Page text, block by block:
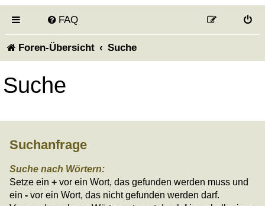
FAQ
Foren-Übersicht Suche
Suche
Suchanfrage
Suche nach Wörtern:
Setze ein + vor ein Wort, das gefunden werden muss und
ein - vor ein Wort, das nicht gefunden werden darf.